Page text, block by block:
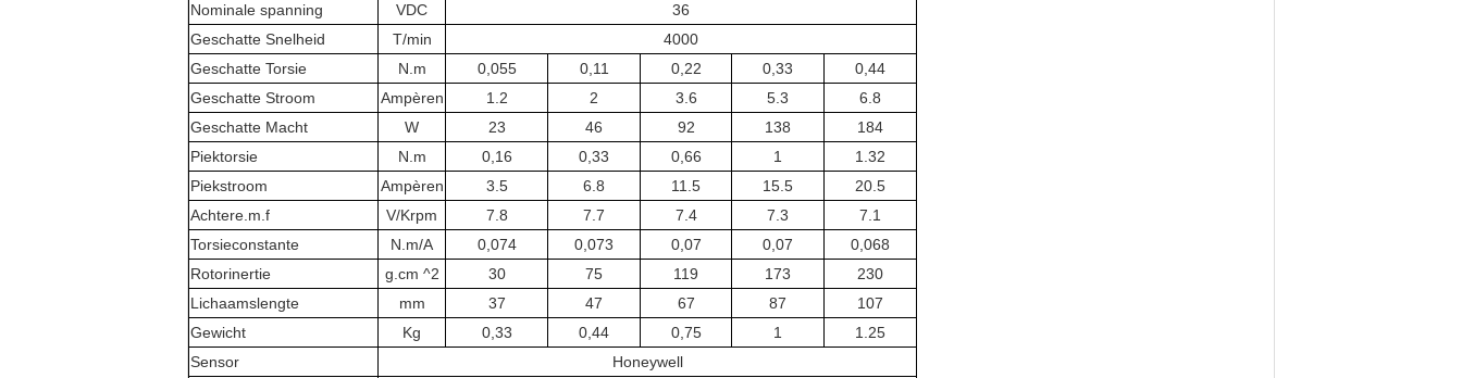
Nominale spanning
VDC
36
Geschatte Snelheid
T/min
4000
Geschatte Torsie
N.m 0,055 0,11 0,22 0,33
0,44
Geschatte Stroom
Ampèren 1.2 2 3.6 5.3
6.8
Geschatte Macht
W 23 46 92 138
184
Piektorsie
N.m 0,16 0,33 0,66 1
1.32
Piekstroom
Ampèren 3.5 6.8 11.5 15.5
20.5
Achtere.m.f
V/Krpm 7.8 7.7 7.4 7.3
7.1
Torsieconstante
N.m/A 0,074 0,073 0,07 0,07
0,068
Rotorinertie
g.cm ^2 30 75 119 173
230
Lichaamslengte
mm 37 47 67 87
107
Gewicht
Kg 0,33 0,44 0,75 1
1.25
Sensor
Honeywell